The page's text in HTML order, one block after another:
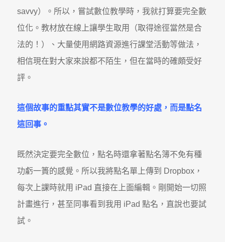
savvy）。所以，嘗試數位教學時，我就打算要完全數
位化。教材放在線上讓學生取用（取得途徑當然是合
法的！）、大量使用網路資源進行課堂活動等做法，
相信現在對大家來說都不陌生，但在當時的確頗受好
評。
這個故事的重點其實不是數位教學的好處，而是點名
這回事。
既然決定要完全數位，點名時還拿著點名簿不免有種
功虧一簣的感覺。所以我將點名單上傳到 Dropbox，
每次上課時就用 iPad 直接在上面編輯。剛開始一切照
計畫進行，甚至同事看到我用 iPad 點名，直說也要試
試。